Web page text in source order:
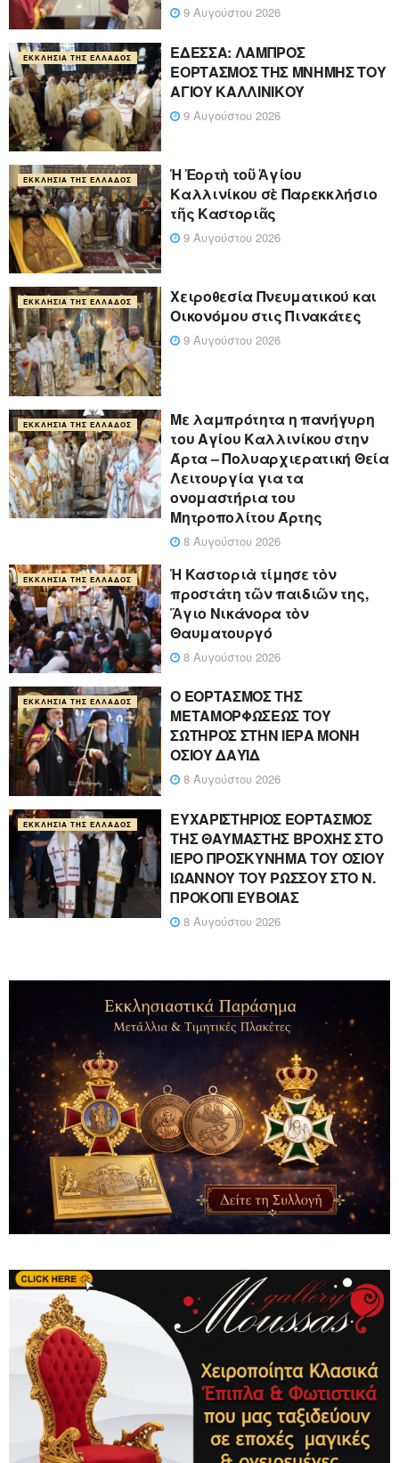
9 Αυγούστου 2026
ΕΚΚΛΗΣΊΑ ΤΗΣ ΕΛΛΆΔΟΣ
ΕΔΕΣΣΑ: ΛΑΜΠΡΟΣ
ΕΟΡΤΑΣΜΟΣ ΤΗΣ ΜΝΗΜΗΣ ΤΟΥ
ΑΓΙΟΥ ΚΑΛΛΙΝΙΚΟΥ
9 Αυγούστου 2026
ΕΚΚΛΗΣΊΑ ΤΗΣ ΕΛΛΆΔΟΣ
Ἡ Ἑορτὴ τοῦ Ἁγίου
Καλλινίκου σὲ Παρεκκλήσιο
τῆς Καστοριᾶς
9 Αυγούστου 2026
ΕΚΚΛΗΣΊΑ ΤΗΣ ΕΛΛΆΔΟΣ
Χειροθεσία Πνευματικού και
Οικονόμου στις Πινακάτες
9 Αυγούστου 2026
ΕΚΚΛΗΣΊΑ ΤΗΣ ΕΛΛΆΔΟΣ
Με λαμπρότητα η πανήγυρη
του Αγίου Καλλινίκου στην
Άρτα – Πολυαρχιερατική Θεία
Λειτουργία για τα
ονομαστήρια του
Μητροπολίτου Άρτης
8 Αυγούστου 2026
ΕΚΚΛΗΣΊΑ ΤΗΣ ΕΛΛΆΔΟΣ
Ἡ Καστοριὰ τίμησε τὸν
προστάτη τῶν παιδιῶν της,
Ἅγιο Νικάνορα τὸν
Θαυματουργό
8 Αυγούστου 2026
ΕΚΚΛΗΣΊΑ ΤΗΣ ΕΛΛΆΔΟΣ
Ο ΕΟΡΤΑΣΜΟΣ ΤΗΣ
ΜΕΤΑΜΟΡΦΩΣΕΩΣ ΤΟΥ
ΣΩΤΗΡΟΣ ΣΤΗΝ ΙΕΡΑ ΜΟΝΗ
ΟΣΙΟΥ ΔΑΥΪΔ
8 Αυγούστου 2026
ΕΚΚΛΗΣΊΑ ΤΗΣ ΕΛΛΆΔΟΣ
ΕΥΧΑΡΙΣΤΗΡΙΟΣ ΕΟΡΤΑΣΜΟΣ
ΤΗΣ ΘΑΥΜΑΣΤΗΣ ΒΡΟΧΗΣ ΣΤΟ
ΙΕΡΟ ΠΡΟΣΚΥΝΗΜΑ ΤΟΥ ΟΣΙΟΥ
ΙΩΑΝΝΟΥ ΤΟΥ ΡΩΣΣΟΥ ΣΤΟ Ν.
ΠΡΟΚΟΠΙ ΕΥΒΟΙΑΣ
8 Αυγούστου 2026